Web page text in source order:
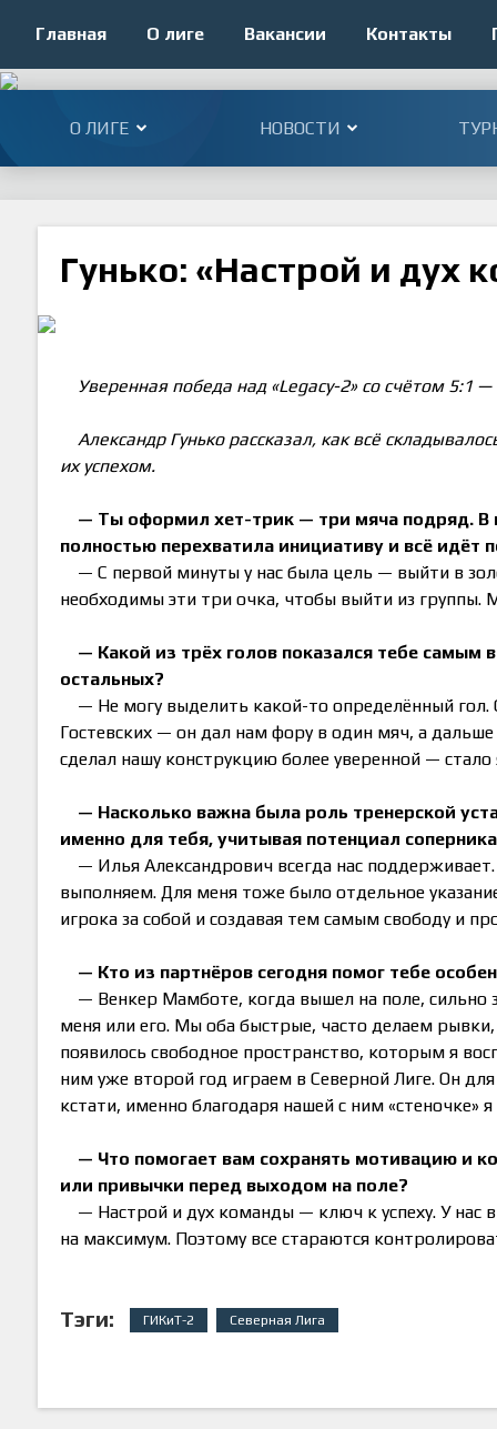
Главная О лиге Вакансии Контакты
О ЛИГЕ НОВОСТИ
Гунько: «Настрой и дух
Уверенная победа над «Legacy-2» со счётом 5:1
Александр Гунько рассказал, как всё
их успехом.
— Ты оформил хет-трик — три мяча подряд. В
полностью перехватила инициативу и всё идёт
— С первой минуты у нас была цель — выйти в
необходимы эти три очка, чтобы выйти из
— Какой из трёх голов показался тебе
остальных?
— Не могу выделить какой-то определённый
Гостевских — он дал нам фору в один мяч, а
сделал нашу конструкцию более уверенной — стало
— Насколько важна была роль тренерской
именно для тебя, учитывая потенциал
— Илья Александрович всегда нас
выполняем. Для меня тоже было отдельное
игрока за собой и создавая тем самым свободу и
— Кто из партнёров сегодня помог тебе
— Венкер Мамботе, когда вышел на поле, сильно
меня или его. Мы оба быстрые, часто делаем
появилось свободное пространство, которым я
ним уже второй год играем в Северной Лиге. Он
кстати, именно благодаря нашей с ним «стеночке» я
— Что помогает вам сохранять мотивацию и
или привычки перед выходом на поле?
— Настрой и дух команды — ключ к успеху. У нас
на максимум. Поэтому все стараются
Тэги: ГИКиТ-2 Северная Лига